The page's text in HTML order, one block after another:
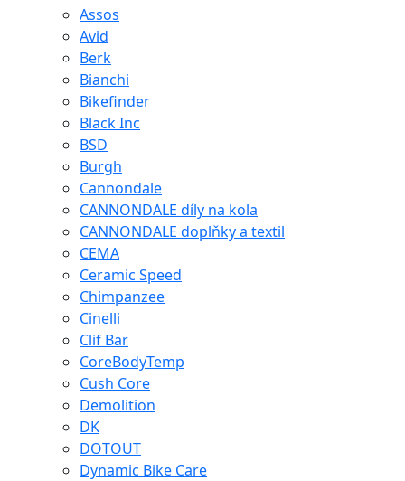
Assos
Avid
Berk
Bianchi
Bikefinder
Black Inc
BSD
Burgh
Cannondale
CANNONDALE díly na kola
CANNONDALE doplňky a textil
CEMA
Ceramic Speed
Chimpanzee
Cinelli
Clif Bar
CoreBodyTemp
Cush Core
Demolition
DK
DOTOUT
Dynamic Bike Care